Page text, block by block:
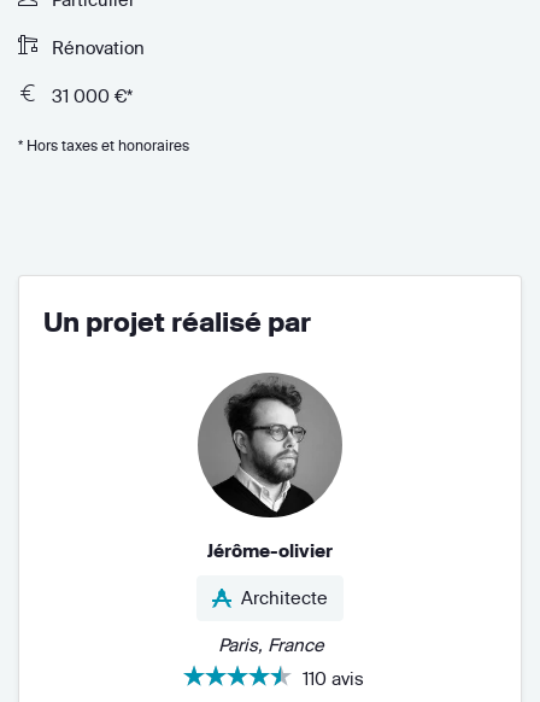
Rénovation
31 000 €*
* Hors taxes et honoraires
Un projet réalisé par
Jérôme-olivier
Architecte
Paris, France
110 avis